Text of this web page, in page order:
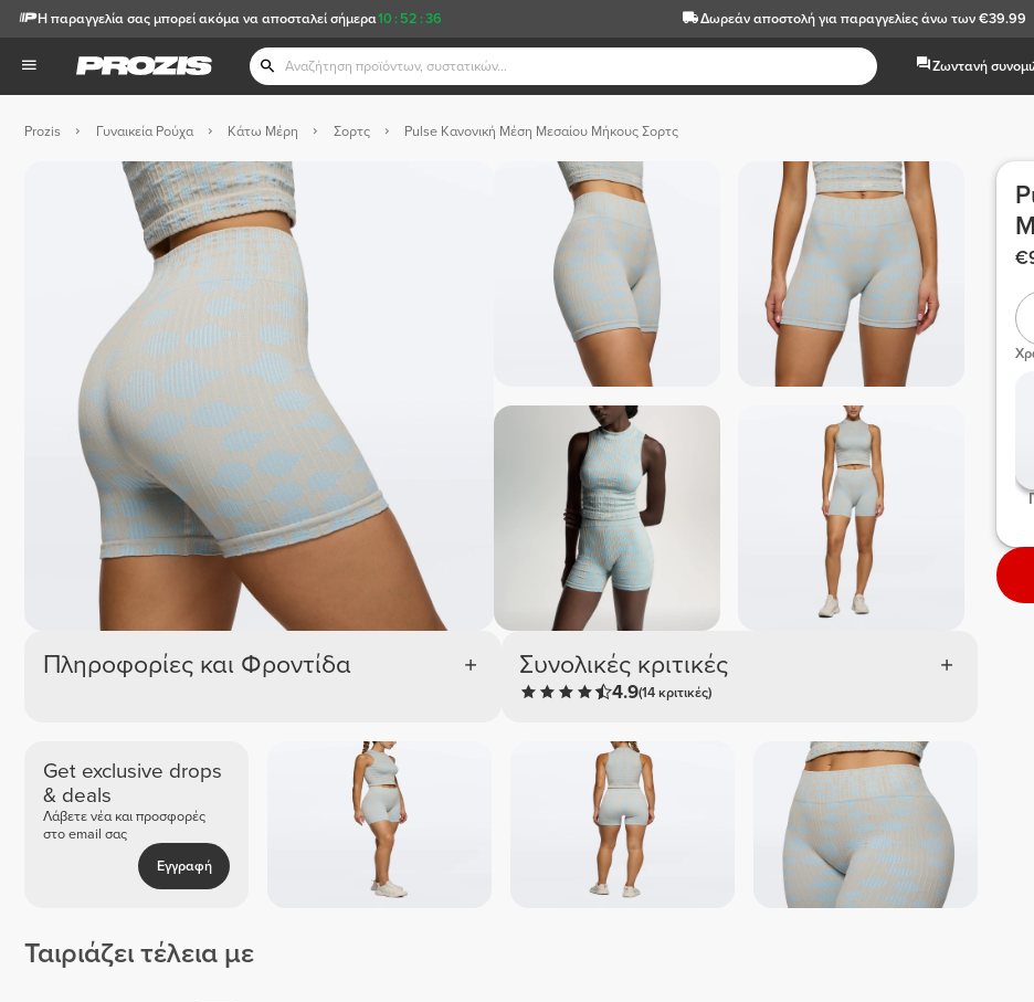
10 : 52 :35
Η παραγγελία σας μπορεί ακόμα να αποσταλεί σήμερα Δωρεάν αποστολήγια παραγγελίες άνω των €39.99
Ζωντανή
Prozis Γυναικεία Ρούχα Κάτω Μέρη Σορτς Pulse Κανονική Μέση Μεσαίου Μήκους Σορτς
Πληροφορίες και Φροντίδα Συνολικές κριτικές
4.9(14 κριτικές)
Get exclusive drops
& deals
Λάβετε νέα και προσφορές
στο email σας
Εγγραφή
Ταιριάζει τέλεια με
Γαλάζιο / Off